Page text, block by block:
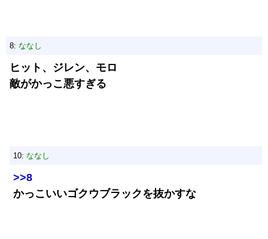
8: ななし
ヒット、ジレン、モロ
敵がかっこ悪すぎる
10: ななし
>>8
かっこいいゴクウブラックを抜かすな